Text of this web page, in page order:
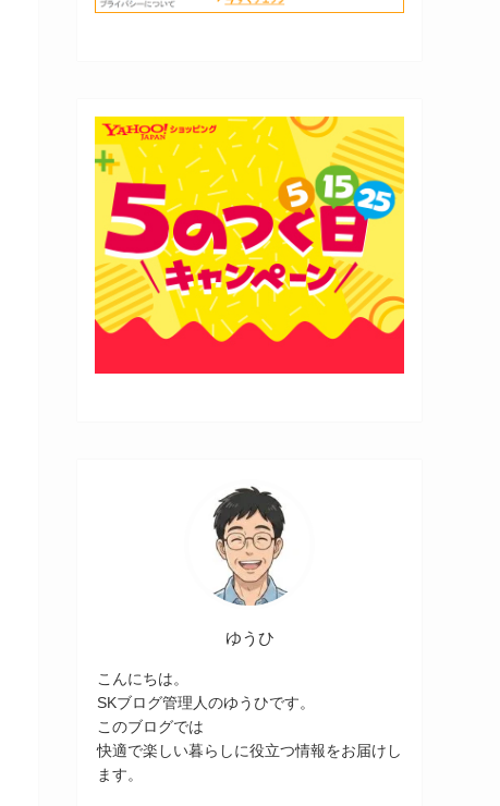
ゆうひ
こんにちは。
SKブログ管理人のゆうひです。
このブログでは
快適で楽しい暮らしに役立つ情報をお届けし
ます。